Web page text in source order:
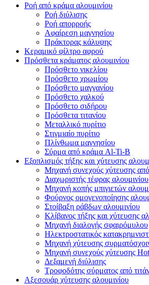
Ροή από κράμα αλουμινίου
Ροή διύλισης
Ροή απορροής
Αφαίρεση μαγνησίου
Πράκτορας κάλυψης
Κεραμικό φίλτρο αφρού
Πρόσθετα κράματος αλουμινίου
Πρόσθετο νικελίου
Πρόσθετο χρωμίου
Πρόσθετο μαγγανίου
Πρόσθετο χαλκού
Πρόσθετο σιδήρου
Πρόσθετα τιτανίου
Μεταλλικό πυρίτιο
Στιγμιαίο πυρίτιο
Πλίνθωμα μαγνησίου
Σύρμα από κράμα Al-Ti-B
Εξοπλισμός τήξης και χύτευσης
Μηχανή συνεχούς χύτευσης
Διαχωριστής τέφρας αλουμινίου
Μηχανή κοπής μπιγιετών
Φούρνος ομογενοποίησης
Στοίβαξη ράβδων αλουμινίου
Κλίβανος τήξης και χύτευσης
Μηχανή διαλογής σφαιρόμυλου
Ηλεκτροστατικός
Μηχανή χύτευσης
Μηχανή συνεχούς χύτευσης
Δεξαμενή διύλισης
Τροφοδότης σύρματος από
Αξεσουάρ χύτευσης αλουμινίου